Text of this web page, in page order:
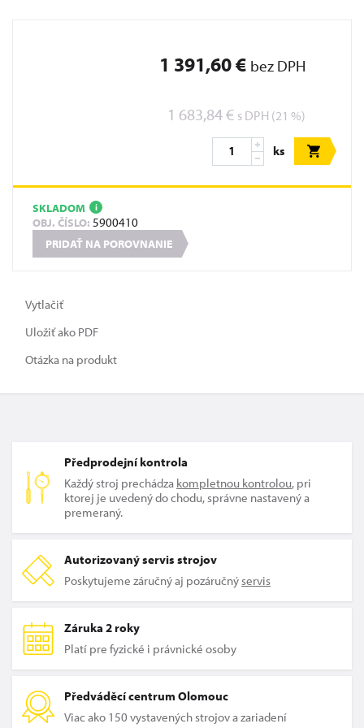
1 391,60 € bez DPH
1 683,84 € s DPH (21 %)
ks
SKLADOM i
OBJ. ČÍSLO: 5900410
PRIDAŤ NA POROVNANIE
Vytlačiť
Uložiť ako PDF
Otázka na produkt
Předprodejní kontrola
Každý stroj prechádza kompletnou kontrolou, pri
ktorej je uvedený do chodu, správne nastavený a
premeraný.
Autorizovaný servis strojov
Poskytujeme záručný aj pozáručnýservis
Záruka 2 roky
Platí pre fyzické i právnické osoby
Předváděcí centrum Olomouc
Viac ako 150 vystavených strojov a zariadení